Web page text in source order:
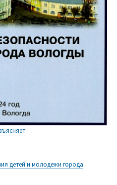
детей и молодежи города